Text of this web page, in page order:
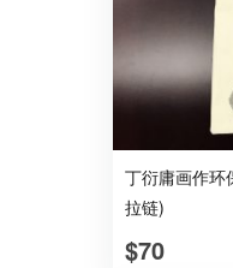
丁衍庸画作环
拉链)
$70